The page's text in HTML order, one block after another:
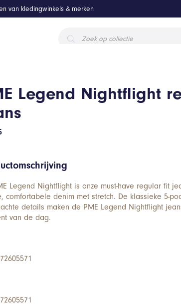
zoeken
van kledingwinkels & merken
Legend Nightflight
Legend Nightflight is onze must-have regular fit
comfortabele denim met stretch. De klassieke 5-
details maken de PME Legend Nightflight
van de dag.